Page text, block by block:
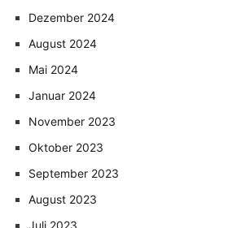
Dezember 2024
August 2024
Mai 2024
Januar 2024
November 2023
Oktober 2023
September 2023
August 2023